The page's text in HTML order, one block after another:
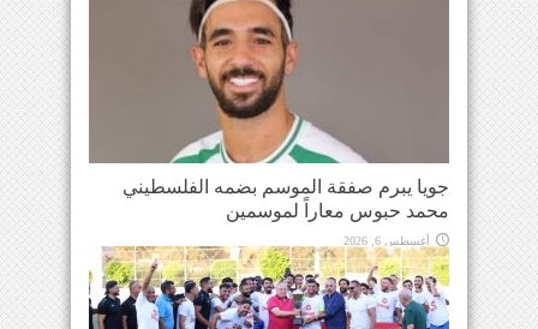
جويا يبرم صفقة الموسم بضمه الفلسطيني
محمد حبوس معاراً لموسمين
أغسطس 6, 2026